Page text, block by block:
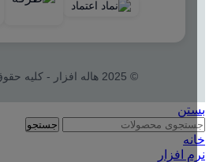
© 2025 هاله افزار - کلیه حقوق محفوظ است.
بستن
جستجو
خانه
نرم افزار